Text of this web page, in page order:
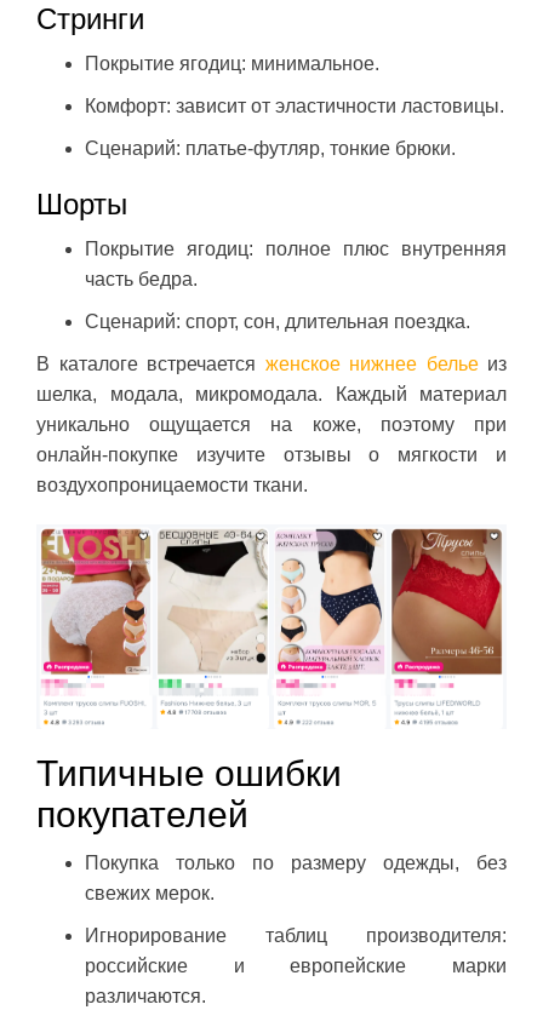
Стринги
Покрытие ягодиц: минимальное.
Комфорт: зависит от эластичности ластовицы.
Сценарий: платье-футляр, тонкие брюки.
Шорты
Покрытие ягодиц: полное плюс внутренняя
часть бедра.
Сценарий: спорт, сон, длительная поездка.
В каталоге встречается женское нижнее бельеиз
шелка, модала, микромодала. Каждый материал
уникально ощущается на коже, поэтому при
онлайн-покупке изучите отзывы о мягкости и
воздухопроницаемости ткани.
Типичные ошибки
покупателей
Покупка только по размеру одежды, без
свежих мерок.
Игнорирование таблиц производителя:
российские и европейские марки
различаются.